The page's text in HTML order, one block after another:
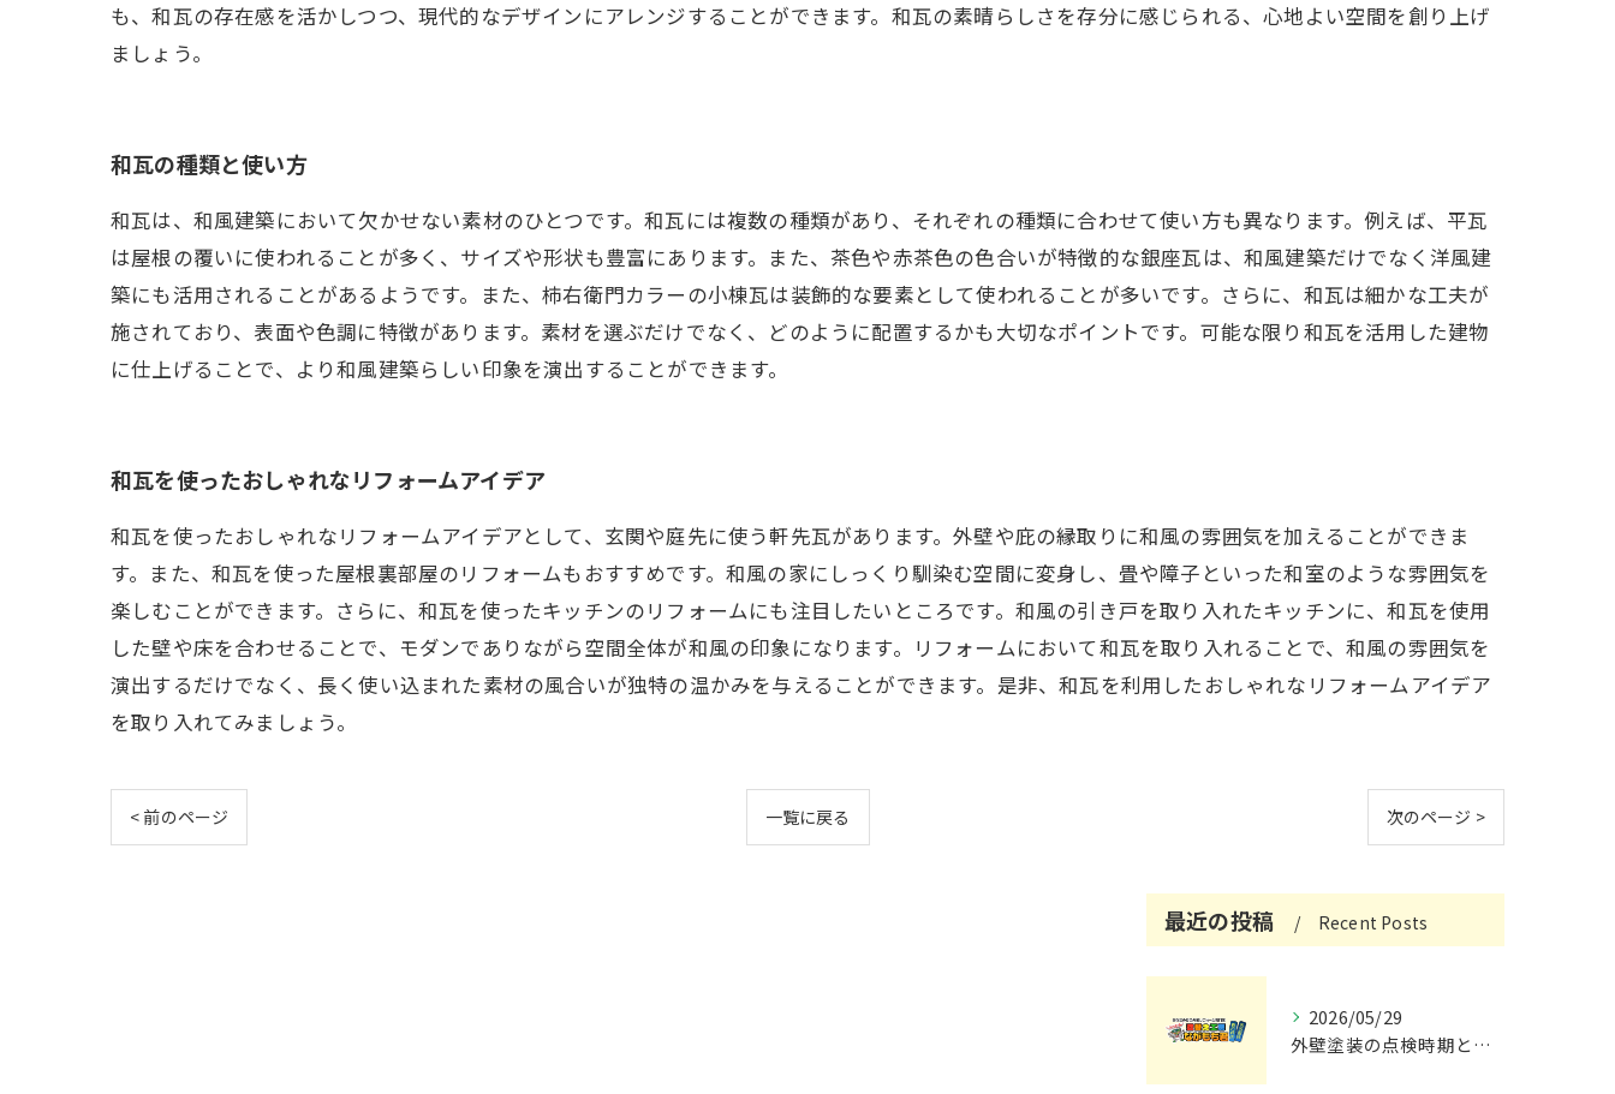
も、和瓦の存在感を活かしつつ、現代的なデザインにアレンジすることができます。和瓦の素晴らしさを存分に感じられる、心地よい空間を創り上げ
ましょう。
和瓦の種類と使い方
和瓦は、和風建築において欠かせない素材のひとつです。和瓦には複数の種類があり、それぞれの種類に合わせて使い方も異なります。例えば、平瓦
は屋根の覆いに使われることが多く、サイズや形状も豊富にあります。また、茶色や赤茶色の色合いが特徴的な銀座瓦は、和風建築だけでなく洋風建
築にも活用されることがあるようです。また、柿右衛門カラーの小棟瓦は装飾的な要素として使われることが多いです。さらに、和瓦は細かな工夫が
施されており、表面や色調に特徴があります。素材を選ぶだけでなく、どのように配置するかも大切なポイントです。可能な限り和瓦を活用した建物
に仕上げることで、より和風建築らしい印象を演出することができます。
和瓦を使ったおしゃれなリフォームアイデア
和瓦を使ったおしゃれなリフォームアイデアとして、玄関や庭先に使う軒先瓦があります。外壁や庇の縁取りに和風の雰囲気を加えることができま
す。また、和瓦を使った屋根裏部屋のリフォームもおすすめです。和風の家にしっくり馴染む空間に変身し、畳や障子といった和室のような雰囲気を
楽しむことができます。さらに、和瓦を使ったキッチンのリフォームにも注目したいところです。和風の引き戸を取り入れたキッチンに、和瓦を使用
した壁や床を合わせることで、モダンでありながら空間全体が和風の印象になります。リフォームにおいて和瓦を取り入れることで、和風の雰囲気を
演出するだけでなく、長く使い込まれた素材の風合いが独特の温かみを与えることができます。是非、和瓦を利用したおしゃれなリフォームアイデア
を取り入れてみましょう。
< 前のページ 一覧に戻る 次のページ >
最近の投稿 Recent Posts
2026/05/29
外壁塗装の点検時期と施工の最適タイミング